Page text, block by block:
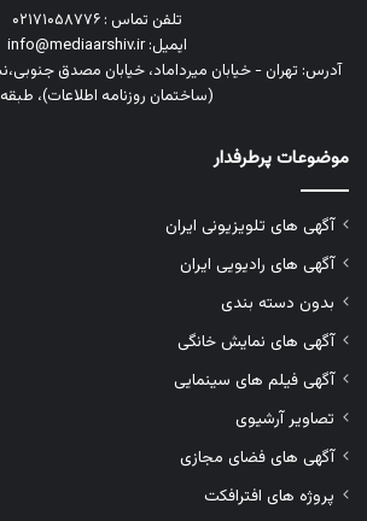
تلفن تماس : ۰۲۱۷۱۰۵۸۷۷۶
ایمیل: info@mediaarshiv.ir
(ساختمان روزنامه اطلاعات)، طبقه ۱۳
موضوعات پرطرفدار
آگهی های تلویزیونی ایران
آگهی های رادیویی ایران
بدون دسته بندی
آگهی های نمایش خانگی
آگهی فیلم های سینمایی
تصاویر آرشیوی
آگهی های فضای مجازی
پروژه های افترافکت